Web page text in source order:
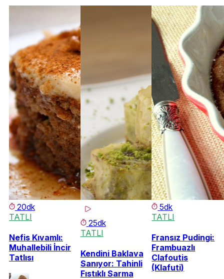
20dk
TATLI
Nefis Kıvamlı:
Muhallebili İncir
Tatlısı
25dk
TATLI
Kendini Baklava
Sanıyor: Tahinli
Fıstıklı Sarma
5dk
TATLI
Fransız Pudingi:
Frambuazlı
Clafoutis
(Klafuti)